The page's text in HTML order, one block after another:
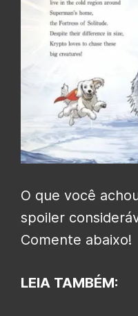
O que você
spoiler
Comente abaixo!
LEIA TAMBÉM: